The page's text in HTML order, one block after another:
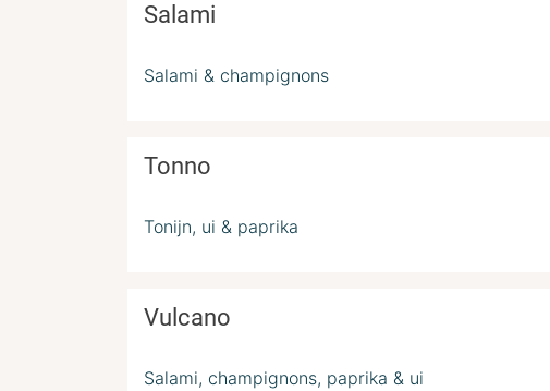
Salami
Salami & champignons
Tonno
Tonijn, ui & paprika
Vulcano
Salami, champignons, paprika & ui